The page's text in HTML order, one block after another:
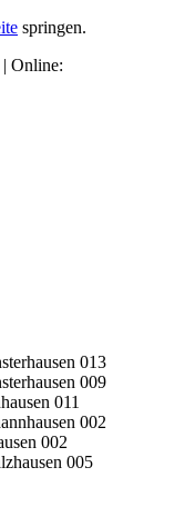
springen.
| Online: